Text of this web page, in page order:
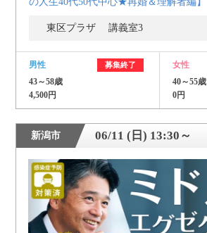
東区プラザ 講義室3
男性 募集終了
43～58歳
4,500円
女性
40～55歳
0円
新潟市 06/11 (日) 13:30～